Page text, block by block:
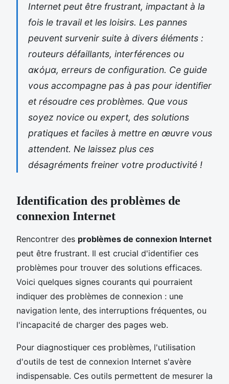
Internet peut être frustrant, impactant à la
fois le travail et les loisirs. Les pannes
peuvent survenir suite à divers éléments :
routeurs défaillants, interférences ou
ακόμα, erreurs de configuration. Ce guide
vous accompagne pas à pas pour identifier
et résoudre ces problèmes. Que vous
soyez novice ou expert, des solutions
pratiques et faciles à mettre en œuvre vous
attendent. Ne laissez plus ces
désagréments freiner votre productivité !
Identification des problèmes de
connexion Internet
Rencontrer des problèmes de connexion Internet
peut être frustrant. Il est crucial d'identifier ces
problèmes pour trouver des solutions efficaces.
Voici quelques signes courants qui pourraient
indiquer des problèmes de connexion : une
navigation lente, des interruptions fréquentes, ou
l'incapacité de charger des pages web.
Pour diagnostiquer ces problèmes, l'utilisation
d'outils de test de connexion Internet s'avère
indispensable. Ces outils permettent de mesurer la